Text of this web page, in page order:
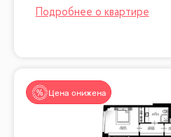
Цена снижена